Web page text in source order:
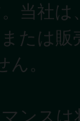
当社は
たは販
ん。
ンスは